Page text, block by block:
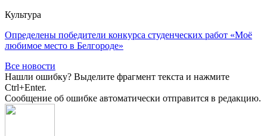
Культура
Определены победители конкурса студенческих работ «Моё
любимое место в Белгороде»
Все новости
Нашли ошибку? Выделите фрагмент текста и нажмите
Ctrl+Enter.
Сообщение об ошибке автоматически отправится в редакцию.